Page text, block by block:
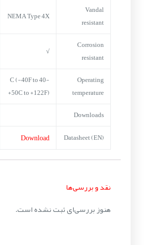
Vandal
resistant
NEMA Type 4X
Corrosion
resistant
√
Operating
temperature
-40 C (-40F to
+50C to +122F)
Downloads
Datasheet (EN)
Download
نقد و بررسی‌ها
هنوز بررسی‌ای ثبت نشده است.